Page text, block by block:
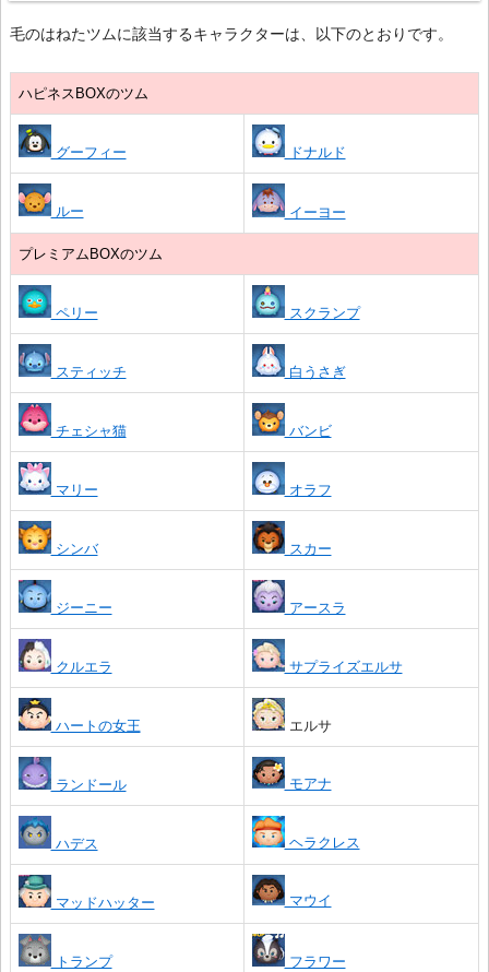
毛のはねたツムに該当するキャラクターは、以下のとおりです。
ハピネスBOXのツム
グーフィー ドナルド
ルー イーヨー
プレミアムBOXのツム
ペリー スクランプ
スティッチ 白うさぎ
チェシャ猫 バンビ
マリー オラフ
シンバ スカー
ジーニー アースラ
クルエラ サプライズエルサ
ハートの女王 エルサ
ランドール モアナ
ハデス ヘラクレス
マッドハッター マウイ
トランプ フラワー